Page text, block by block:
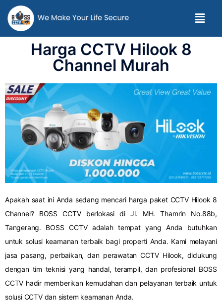
Harga CCTV Hilook 8
Channel Murah
Apakah saat ini Anda sedang mencari harga paket CCTV Hilook 8
Channel? BOSS CCTV berlokasi di Jl. MH. Thamrin No.88b,
Tangerang. BOSS CCTV adalah tempat yang Anda butuhkan
untuk solusi keamanan terbaik bagi properti Anda. Kami melayani
jasa pasang, perbaikan, dan perawatan CCTV Hilook, didukung
dengan tim teknisi yang handal, terampil, dan profesional BOSS
CCTV hadir memberikan kemudahan dan pelayanan terbaik untuk
solusi CCTV dan sistem keamanan Anda.